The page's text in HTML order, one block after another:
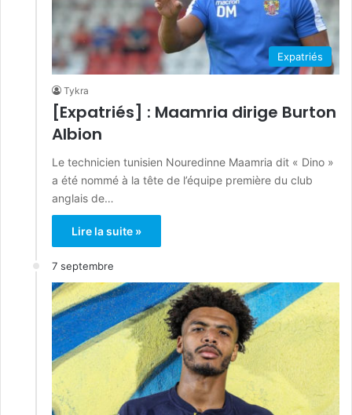
Expatriés
Tykra
[Expatriés] : Maamria dirige Burton
Albion
Le technicien tunisien Nouredinne Maamria dit « Dino »
a été nommé à la tête de l’équipe première du club
anglais de…
Lire la suite »
7 septembre